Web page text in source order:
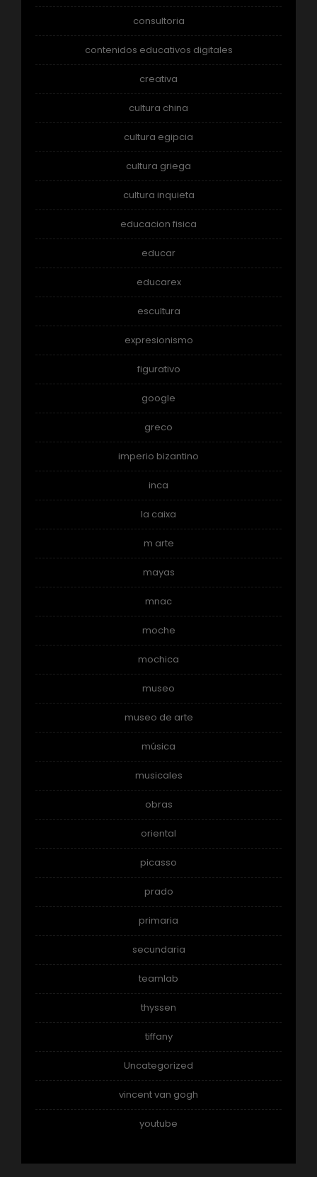
consultoria
contenidos educativos digitales
creativa
cultura china
cultura egipcia
cultura griega
cultura inquieta
educacion fisica
educar
educarex
escultura
expresionismo
figurativo
google
greco
imperio bizantino
inca
la caixa
m arte
mayas
mnac
moche
mochica
museo
museo de arte
música
musicales
obras
oriental
picasso
prado
primaria
secundaria
teamlab
thyssen
tiffany
Uncategorized
vincent van gogh
youtube